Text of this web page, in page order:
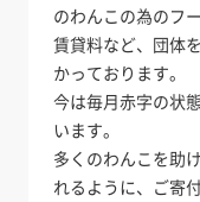
のわんこの為のフ
賃貸料など、団体
かっております。
今は毎月赤字の状
います。
多くのわんこを助
れるように、ご寄